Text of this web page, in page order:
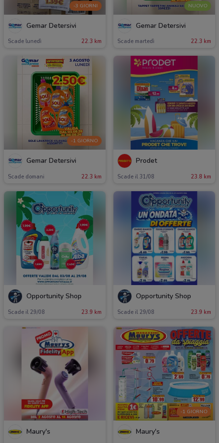
-3 GIORNI
Gemar Detersivi
Scade lunedì 22.3 km
NUOVO
Gemar Detersivi
Scade martedì 22.3 km
-1 GIORNO
Gemar Detersivi
Scade domani 22.3 km
Prodet
Scade il 31/08 23.8 km
Opportunity Shop
Scade il 29/08 23.9 km
Opportunity Shop
Scade il 29/08 23.9 km
Maury's
-1 GIORNO
Maury's